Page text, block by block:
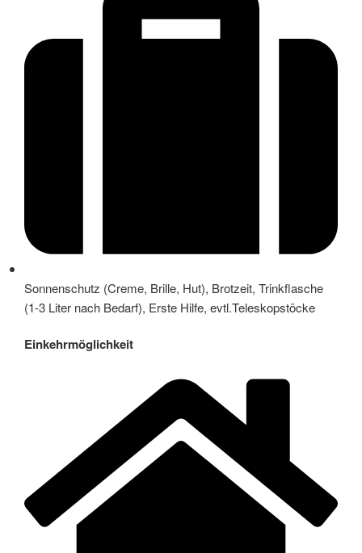
Sonnenschutz (Creme, Brille, Hut), Brotzeit, Trinkflasche
(1-3 Liter nach Bedarf), Erste Hilfe, evtl.Teleskopstöcke
Einkehrmöglichkeit